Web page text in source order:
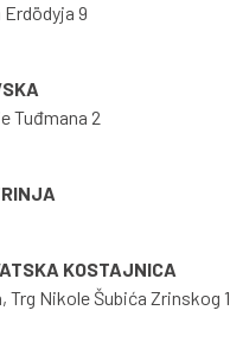
9
Tuđmana 2
KOSTAJNICA
Nikole Šubića Zrinskog 1